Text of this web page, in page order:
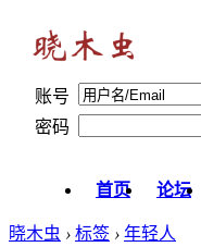
账号
密码
首页 论坛
晓木虫 › 标签 › 年轻人